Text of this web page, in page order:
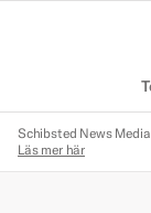
Schibsted News
Läs mer här